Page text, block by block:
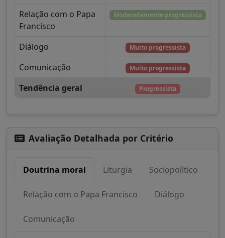
Relação com o Papa
Francisco
Moderadamente progressista
Diálogo Muito progressista
Comunicação Muito progressista
Tendência geral Progressista
Avaliação Detalhada por Critério
Doutrina moral Liturgia Sociopolítico
Relação com o Papa Francisco Diálogo
Comunicação